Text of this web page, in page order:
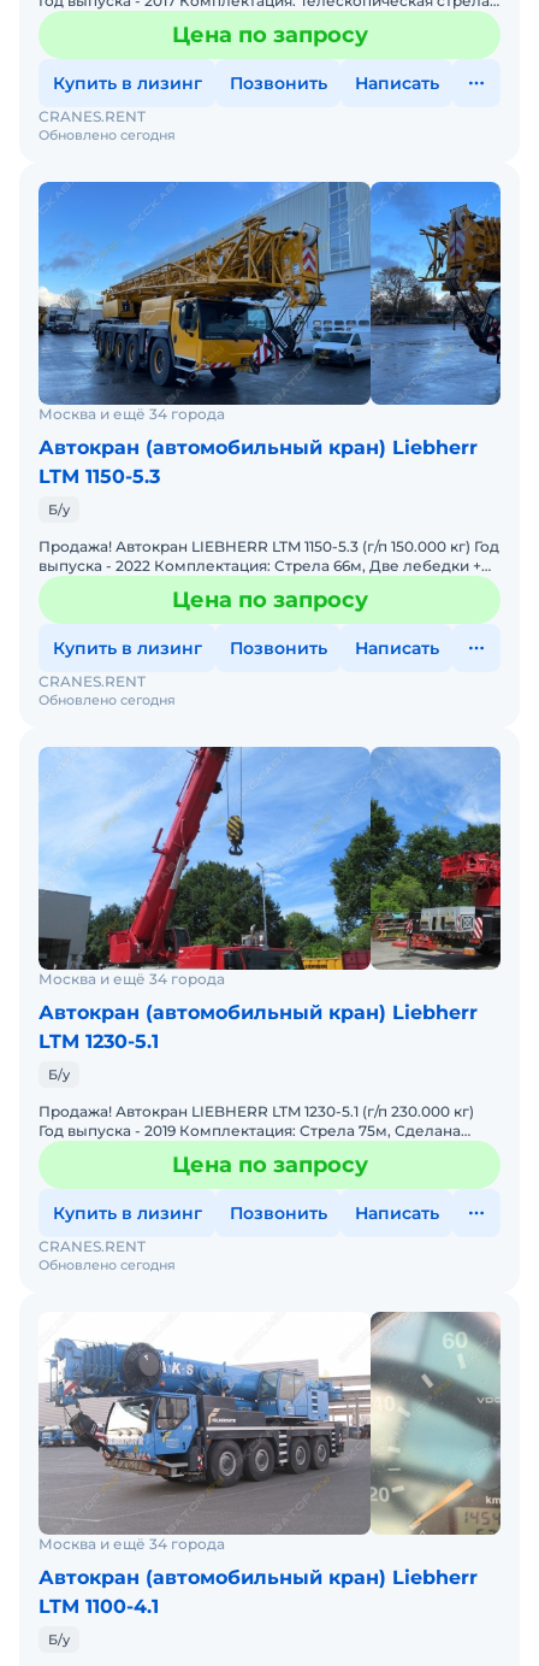
78м, Две лебедки + гидравлический управляем
Цена по запросу
Купить в лизинг Позвонить Написать
Обновлено сегодня
CRANES.RENT
Москва и ещё 34 города
Автокран (автомобильный кран) Liebherr
LTM 1150-5.3
Б/у
Продажа! Автокран LIEBHERR LTM 1150-5.3 (г/п 150.000 кг) Год
выпуска - 2022 Комплектация: Стрела 66м, Две лебедки +
гидравлический управляемый гусёк 19м + гусь
Цена по запросу
Купить в лизинг Позвонить Написать
Обновлено сегодня
CRANES.RENT
Москва и ещё 34 города
Автокран (автомобильный кран) Liebherr
LTM 1230-5.1
Б/у
Продажа! Автокран LIEBHERR LTM 1230-5.1 (г/п 230.000 кг)
Год выпуска - 2019 Комплектация: Стрела 75м, Сделана
Цена по запросу
Купить в лизинг Позвонить Написать
Обновлено сегодня
CRANES.RENT
Москва и ещё 34 города
Автокран (автомобильный кран) Liebherr
LTM 1100-4.1
Б/у